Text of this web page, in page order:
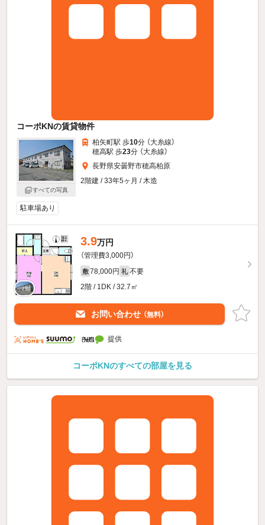
コーポKNの賃貸物件
すべての写真
柏矢町駅 歩10分 （大糸線）
穂高駅 歩23分 （大糸線）
長野県安曇野市穂高柏原
2階建 / 33年5ヶ月 / 木造
駐車場あり
3.9万円
（管理費3,000円）
敷 78,000円 礼 不要
2階 / 1DK / 32.7㎡
お問い合わせ （無料）
提供
コーポKNのすべての部屋を見る